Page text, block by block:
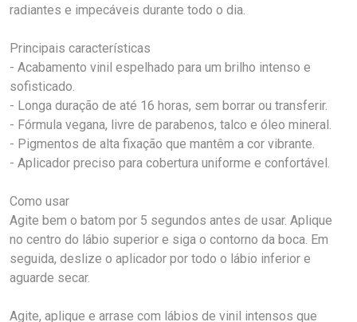
radiantes e impecáveis durante todo o dia.
Principais características
- Acabamento vinil espelhado para um brilho intenso e
sofisticado.
- Longa duração de até 16 horas, sem borrar ou transferir.
- Fórmula vegana, livre de parabenos, talco e óleo mineral.
- Pigmentos de alta fixação que mantêm a cor vibrante.
- Aplicador preciso para cobertura uniforme e confortável.
Como usar
Agite bem o batom por 5 segundos antes de usar. Aplique
no centro do lábio superior e siga o contorno da boca. Em
seguida, deslize o aplicador por todo o lábio inferior e
aguarde secar.
Agite, aplique e arrase com lábios de vinil intensos que